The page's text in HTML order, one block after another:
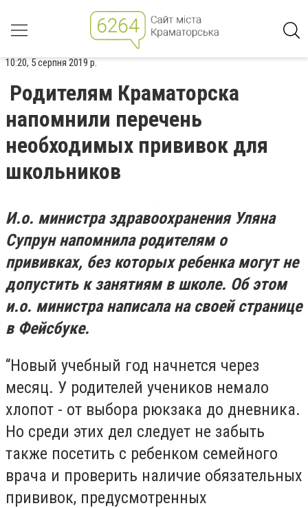
10:20, 5 серпня 2019 р.
Родителям Краматорска
напомнили перечень
необходимых прививок для
школьников
И.о. министра здравоохранения Уляна
Супрун напомнила родителям о
прививках, без которых ребенка могут не
допустить к занятиям в школе. Об этом
и.о. министра написала на своей странице
в Фейсбуке.
“Новый учебный год начнется через
месяц. У родителей учеников немало
хлопот - от выбора рюкзака до дневника.
Но среди этих дел следует не забыть
также посетить с ребенком семейного
врача и проверить наличие обязательных
прививок, предусмотренных